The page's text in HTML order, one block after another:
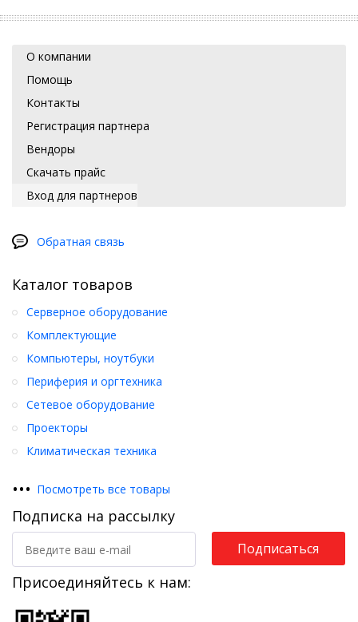
О компании
Помощь
Контакты
Регистрация партнера
Вендоры
Скачать прайс
Вход для партнеров
Обратная связь
Каталог товаров
Серверное оборудование
Комплектующие
Компьютеры, ноутбуки
Периферия и оргтехника
Сетевое оборудование
Проекторы
Климатическая техника
••• Посмотреть все товары
Подписка на рассылку
Подписаться
Присоединяйтесь к нам: